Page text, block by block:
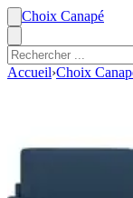
Choix Canapé
Accueil›Choix